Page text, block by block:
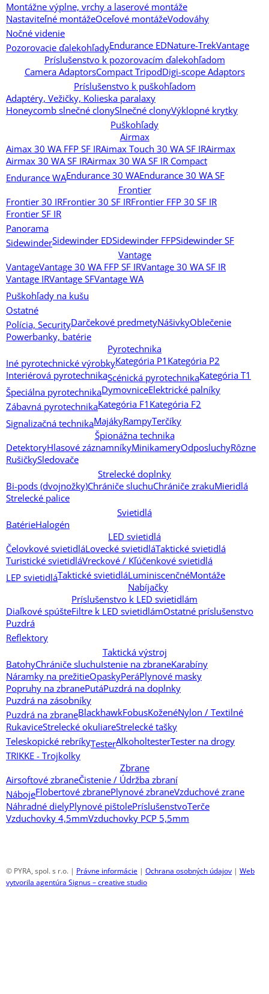
Montážne výplne, vrchy a laserové montáže
Nastaviteľné montážeOceľové montážeVodováhy
Nočné videnie
Pozorovacie ďalekohľadyEndurance EDNature-TrekVantage
Príslušenstvo k pozorovacím ďalekohľadom
Camera AdaptorsCompact TripodDigi-scope Adaptors
Príslušenstvo k puškohľadom
Adaptéry, Vežičky, Kolieska paralaxy
Honeycomb slnečné clonySlnečné clonyVýklopné krytky
Puškohľady
Airmax
Aimax 30 WA FFP SF IRAimax Touch 30 WA SF IRAirmax
Airmax 30 WA SF IRAirmax 30 WA SF IR Compact
Endurance WAEndurance 30 WAEndurance 30 WA SF
Frontier
Frontier 30 IRFrontier 30 SF IRFrontier FFP 30 SF IR
Frontier SF IR
Panorama
SidewinderSidewinder EDSidewinder FFPSidewinder SF
Vantage
VantageVantage 30 WA FFP SF IRVantage 30 WA SF IR
Vantage IRVantage SFVantage WA
Puškohľady na kušu
Ostatné
Polícia, SecurityDarčekové predmetyNášivkyOblečenie
Powerbanky, batérie
Pyrotechnika
Iné pyrotechnické výrobkyKategória P1 Kategória P2
Interiérová pyrotechnikaScénická pyrotechnikaKategória T1
Špeciálna pyrotechnikaDymovniceElektrické palníky
Zábavná pyrotechnikaKategória F1 Kategória F2
Signalizačná technikaMajákyRampyTerčíky
Špionážna technika
DetektoryHlasové záznamníkyMinikameryOdposluchyRôzne
RušičkySledovače
Strelecké doplnky
Bi-pods (dvojnožky)Chrániče sluchuChrániče zrakuMieridlá
Strelecké palice
Svietidlá
BatérieHalogén
LED svietidlá
Čelovkové svietidláLovecké svietidláTaktické svietidlá
Turistické svietidláVreckové / Kľúčenkové svietidlá
LEP svietidláTaktické svietidláLuminiscenčnéMontáže
Nabíjačky
Príslušenstvo k LED svietidlám
Diaľkové spúšteFiltre k LED svietidlámOstatné príslušenstvo
Puzdrá
Reflektory
Taktická výstroj
BatohyChrániče sluchuIstenie na zbraneKarabíny
Náramky na prežitieOpaskyPeráPlynové masky
Popruhy na zbranePutáPuzdrá na doplnky
Puzdrá na zásobníky
Puzdrá na zbraneBlackhawkFobusKoženéNylon / Textilné
RukaviceStrelecké okuliareStrelecké tašky
Teleskopické rebríkyTesterAlkoholtesterTester na drogy
TRIKKE - Trojkolky
Zbrane
Airsoftové zbraneČistenie / Údržba zbraní
NábojeFlobertové zbranePlynové zbraneVzduchové zrane
Náhradné dielyPlynové pištolePríslušenstvoTerče
Vzduchovky 4,5mmVzduchovky PCP 5,5mm
© PYRA, spol. s r.o. | Právne informácie | Ochrana osobných údajov | Web
vytvorila agentúra Signus – creative studio